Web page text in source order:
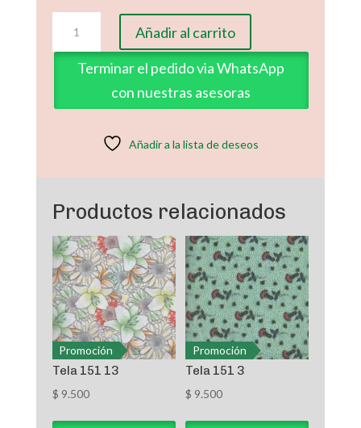
2110
2
cantidad
Añadir al carrito
Terminar el pedido via WhatsApp
con nuestras asesoras
Añadir a la lista de deseos
Productos relacionados
Promoción
Tela 151 13
$ 9.500
Promoción
Tela 151 3
$ 9.500